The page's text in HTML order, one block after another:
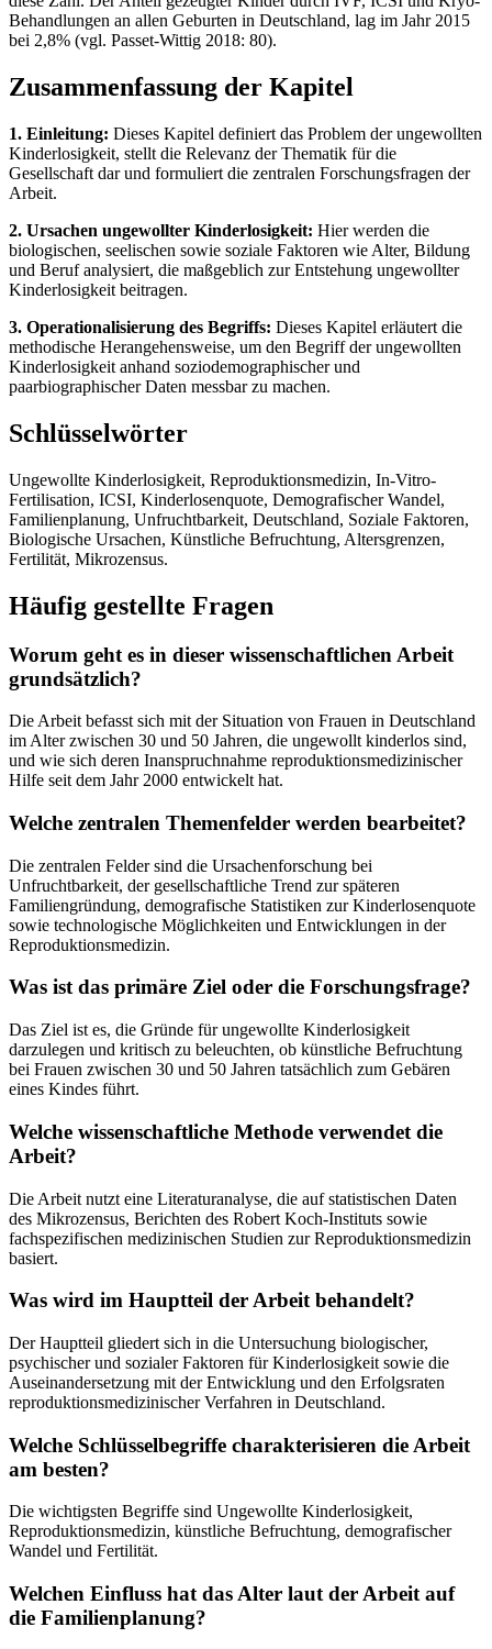
Behandlungen an allen Geburten in Deutschland, lag im Jahr 2015
bei 2,8% (vgl. Passet-Wittig 2018: 80).
Zusammenfassung der Kapitel
1. Einleitung: Dieses Kapitel definiert das Problem der ungewollten
Kinderlosigkeit, stellt die Relevanz der Thematik für die
Gesellschaft dar und formuliert die zentralen Forschungsfragen der
Arbeit.
2. Ursachen ungewollter Kinderlosigkeit: Hier werden die
biologischen, seelischen sowie soziale Faktoren wie Alter, Bildung
und Beruf analysiert, die maßgeblich zur Entstehung ungewollter
Kinderlosigkeit beitragen.
3. Operationalisierung des Begriffs: Dieses Kapitel erläutert die
methodische Herangehensweise, um den Begriff der ungewollten
Kinderlosigkeit anhand soziodemographischer und
paarbiographischer Daten messbar zu machen.
Schlüsselwörter
Ungewollte Kinderlosigkeit, Reproduktionsmedizin, In-Vitro-
Fertilisation, ICSI, Kinderlosenquote, Demografischer Wandel,
Familienplanung, Unfruchtbarkeit, Deutschland, Soziale Faktoren,
Biologische Ursachen, Künstliche Befruchtung, Altersgrenzen,
Fertilität, Mikrozensus.
Häufig gestellte Fragen
Worum geht es in dieser wissenschaftlichen Arbeit
grundsätzlich?
Die Arbeit befasst sich mit der Situation von Frauen in Deutschland
im Alter zwischen 30 und 50 Jahren, die ungewollt kinderlos sind,
und wie sich deren Inanspruchnahme reproduktionsmedizinischer
Hilfe seit dem Jahr 2000 entwickelt hat.
Welche zentralen Themenfelder werden bearbeitet?
Die zentralen Felder sind die Ursachenforschung bei
Unfruchtbarkeit, der gesellschaftliche Trend zur späteren
Familiengründung, demografische Statistiken zur Kinderlosenquote
sowie technologische Möglichkeiten und Entwicklungen in der
Reproduktionsmedizin.
Was ist das primäre Ziel oder die Forschungsfrage?
Das Ziel ist es, die Gründe für ungewollte Kinderlosigkeit
darzulegen und kritisch zu beleuchten, ob künstliche Befruchtung
bei Frauen zwischen 30 und 50 Jahren tatsächlich zum Gebären
eines Kindes führt.
Welche wissenschaftliche Methode verwendet die
Arbeit?
Die Arbeit nutzt eine Literaturanalyse, die auf statistischen Daten
des Mikrozensus, Berichten des Robert Koch-Instituts sowie
fachspezifischen medizinischen Studien zur Reproduktionsmedizin
basiert.
Was wird im Hauptteil der Arbeit behandelt?
Der Hauptteil gliedert sich in die Untersuchung biologischer,
psychischer und sozialer Faktoren für Kinderlosigkeit sowie die
Auseinandersetzung mit der Entwicklung und den Erfolgsraten
reproduktionsmedizinischer Verfahren in Deutschland.
Welche Schlüsselbegriffe charakterisieren die Arbeit
am besten?
Die wichtigsten Begriffe sind Ungewollte Kinderlosigkeit,
Reproduktionsmedizin, künstliche Befruchtung, demografischer
Wandel und Fertilität.
Welchen Einfluss hat das Alter laut der Arbeit auf
die Familienplanung?